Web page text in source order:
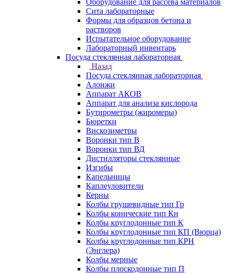
Оборудование для рассева материалов
Сита лабораторные
Формы для образцов бетона и
растворов
Испытательное оборудование
Лабораторный инвентарь
Посуда стеклянная лабораторная
Назад
Посуда стеклянная лабораторная
Алонжи
Аппарат АКОВ
Аппарат для анализа кислорода
Бутирометры (жиромеры)
Бюретки
Вискозиметры
Воронки тип В
Воронки тип ВД
Дистилляторы стеклянные
Изгибы
Капельницы
Каплеуловители
Керны
Колбы грушевидные тип Гр
Колбы конические тип Кн
Колбы круглодонные тип К
Колбы круглодонные тип КП (Вюрца)
Колбы круглодонные тип КРН
(Энглера)
Колбы мерные
Колбы плоскодонные тип П